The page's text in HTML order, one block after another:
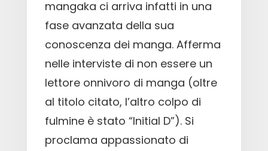
mangaka ci arriva infatti in una
fase avanzata della sua
conoscenza dei manga. Afferma
nelle interviste di non essere un
lettore onnivoro di manga (oltre
al titolo citato, l’altro colpo di
fulmine è stato “Initial D”). Si
proclama appassionato di